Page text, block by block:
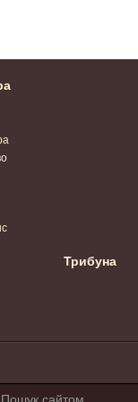
Трибуна